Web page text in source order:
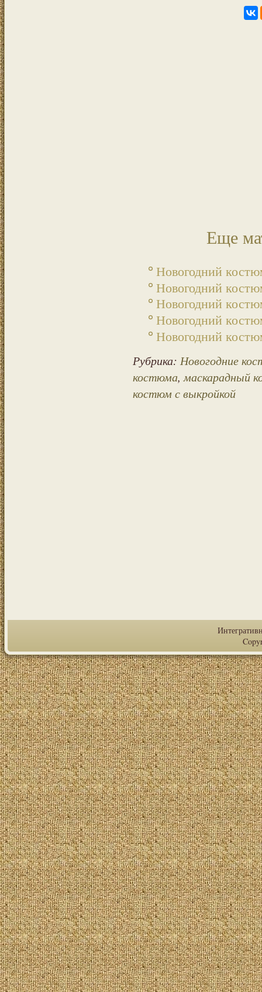
Еще
Новогодний
Новогодний
Новогодний
Новогодний
Новогодний
Рубрика: Новогодние
костюма,маскарадный
костюм с выкройкой